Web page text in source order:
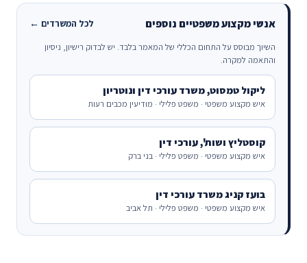
אנשי מקצוע משפטיים נוספים לכל המשרדים ←
השיוך מבוסס על התחום הכללי של המאמר בלבד. יש לבדוק רישיון, ניסיון
והתאמה למקרה.
ליקול טמסוט, משרד עורכי דין ונוטריון
איש מקצוע משפטי · משפט פלילי · מודיעין מכבים רעות
קוסטליץ ושות', עורכי דין
איש מקצוע משפטי · משפט פלילי · בני ברק
בועז קניג משרד עורכי דין
איש מקצוע משפטי · משפט פלילי · תל אביב